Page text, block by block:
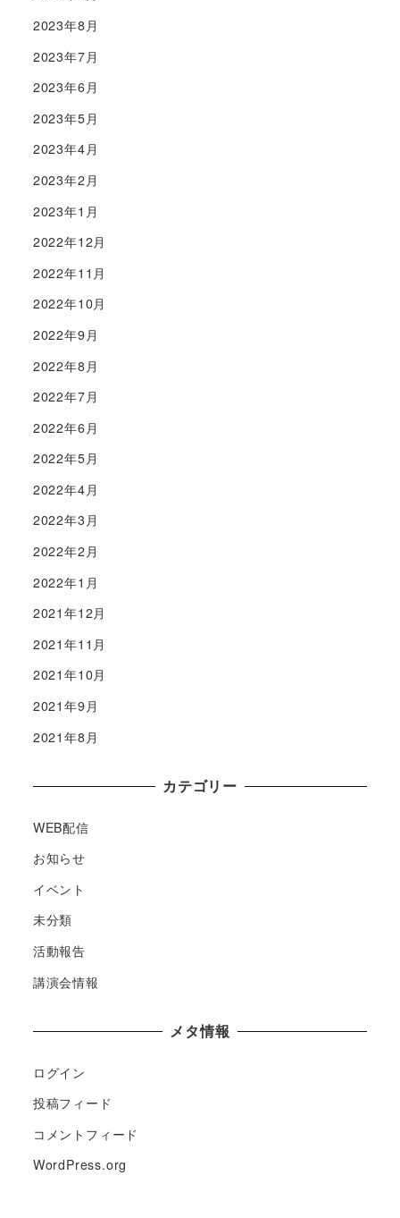
2023年8月
2023年7月
2023年6月
2023年5月
2023年4月
2023年2月
2023年1月
2022年12月
2022年11月
2022年10月
2022年9月
2022年8月
2022年7月
2022年6月
2022年5月
2022年4月
2022年3月
2022年2月
2022年1月
2021年12月
2021年11月
2021年10月
2021年9月
2021年8月
カテゴリー
WEB配信
お知らせ
イベント
未分類
活動報告
講演会情報
メタ情報
ログイン
投稿フィード
コメントフィード
WordPress.org